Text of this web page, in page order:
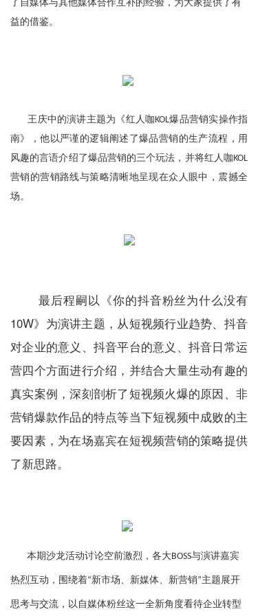
了自媒体与其他媒体合作互补的经验，为大家提供了有
益的借鉴。
王庆中的演讲主题为《红人咖KOL爆品营销实操作指
南》，他以严谨的逻辑阐述了爆品营销的生产流程，用
风趣的言语介绍了爆品营销的三个玩法，并将红人咖KOL
营销的营销路线与策略清晰地呈现在众人眼中，震撼全
场。
最后程嗣以《你的抖音粉丝为什么没有
10W》为演讲主题，从短视频行业趋势、抖音
对企业的意义、抖音平台的意义、抖音日常运
营四个方面进行介绍，并结合大量生动有趣的
真实案例，深刻剖析了短视频火爆的原因、非
营销爆款作品的特点等当下短视频中成败的主
要因素，为在场嘉宾在短视频营销的策略提供
了新思路。
本期沙龙活动讨论空前激烈，各大BOSS与演讲嘉宾
热烈互动，围绕着“新市场、新媒体、新营销”主题展开
思考与交流，以自媒体粉丝这一全新角度看待企业转型